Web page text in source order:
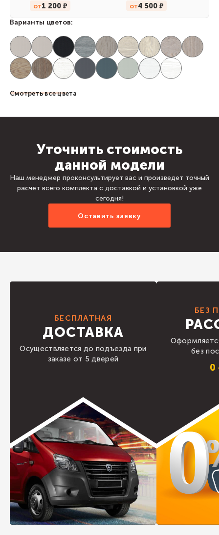
Кирову
от1 200 ₽ от4 500 ₽
Варианты цветов:
Смотреть все цвета
Уточнить стоимость
данной модели
Наш менеджер проконсультирует вас и произведет точный
расчет всего комплекта с доставкой и установкой уже
сегодня!
Оставить заявку
БЕСПЛАТНАЯ
ДОСТАВКА
Осуществляется до подъезда при
заказе от 5 дверей
БЕЗ
без
0